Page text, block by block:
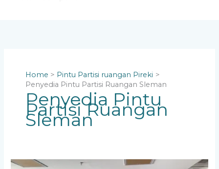
Home
Pintu Partisi ruangan Pireki
Penyedia Pintu Partisi Ruangan Sleman
Penyedia Pintu
Partisi Ruangan
Sleman
Kelebihan